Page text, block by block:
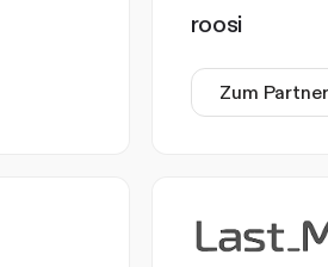
roosi
Zum Partner